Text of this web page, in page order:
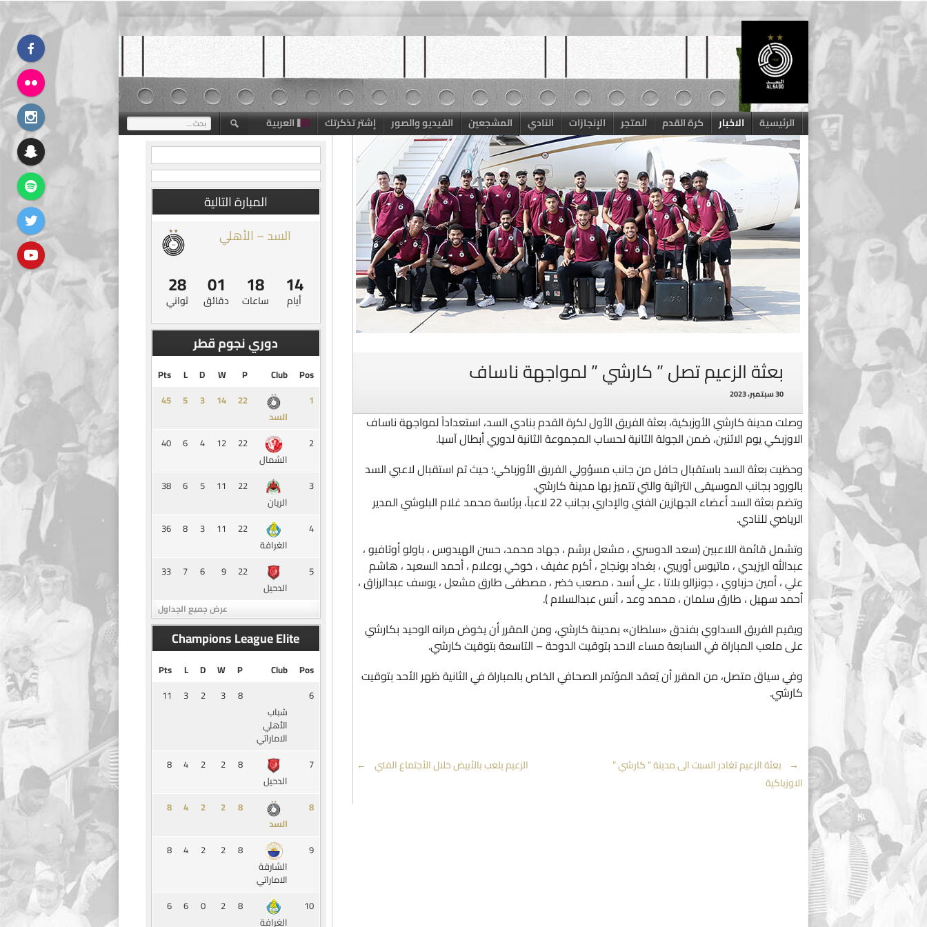
Skip
content
الرئيسية الاخبار كرة القدم المتجر الإنجازات النادي المشجعين الفيديو والصور إشتر تذكرتك العربية البحث
عن:
بعثة الزعيم تصل ” كارشي ” لمواجهة ناساف
30 سبتمبر، 2023
وصلت مدينة كارشي الأوزبكية، بعثة الفريق الأول لكرة القدم بنادي السد، استعداداً لمواجهة ناساف
الاوزبكي يوم الاثنين، ضمن الجولة الثانية لحساب المجموعة الثانية لدوري أبطال آسيا.
وحظيت بعثة السد باستقبال حافل من جانب مسؤولي الفريق الأوزباكي؛ حيث تم استقبال لاعبي السد
بالورود بجانب الموسيقى التراثية والتي تتميز بها مدينة كارشي.
وتضم بعثة السد أعضاء الجهازين الفني والإداري بجانب 22 لاعباً، برئاسة محمد غلام البلوشي المدير
الرياضي للنادي.
وتشمل قائمة اللاعبين (سعد الدوسري ، مشعل برشم ، جهاد محمد، حسن الهيدوس ، باولو أوتافيو ،
عبدالله اليزيدي ، ماتيوس أوريبي ، بغداد بونجاح ، أكرم عفيف ، خوخي بوعلام ، أحمد السعيد ، هاشم
علي ، أمين حزباوي ، جونزالو بلاتا ، علي أسد ، مصعب خضر ، مصطفى طارق مشعل ، يوسف عبدالرزاق ،
أحمد سهيل ، طارق سلمان ، محمد وعد ، أنس عبدالسلام ).
ويقيم الفريق السداوي بفندق «سلطان» بمدينة كارشي، ومن المقرر أن يخوض مرانه الوحيد بكارشي
على ملعب المباراة في السابعة مساء الاحد بتوقيت الدوحة – التاسعة بتوقيت كارشي.
وفي سياق متصل، من المقرر أن يُعقد المؤتمر الصحافي الخاص بالمباراة في الثانية ظهر الأحد بتوقيت
كارشي.
Post
← بعثة الزعيم تغادر السبت الى مدينة ” كارشي ”
الاوزباكية
الزعيم يلعب بالأبيض خلال الأجتماع الفني →
المبارة التالية
السد – الأهلي
14
أيام
18
ساعات
01
دقائق
27
ثواني
دوري نجوم قطر
Pos
Club
P
W
D
L
Pts
1
السد
‏22
14
3
5
45
2
الشمال
22
12
4
6
40
3
الريان
22
11
5
6
38
4
الغرافة
22
11
3
8
36
5
الدحيل
22
9
6
7
33
عرض جميع الجداول
Champions League Elite
Pos
Club
P
W
D
L
Pts
6
شباب
الأهلي
الاماراتي
8
3
2
3
11
7
الدحيل
8
2
2
4
8
8
السد
8
2
2
4
8
9
الشارقة
الاماراتي
8
2
2
4
8
10
الغرافة
8
2
0
6
6